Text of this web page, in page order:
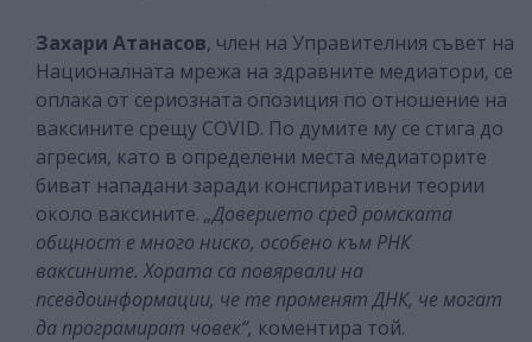
Захари Атанасов, член на Управителния съвет на
Националната мрежа на здравните медиатори, се
оплака от сериозната опозиция по отношение на
ваксините срещу COVID. По думите му се стига до
агресия, като в определени места медиаторите
биват нападани заради конспиративни теории
около ваксините. „Доверието сред ромската
общност е много ниско, особено към РНК
ваксините. Хората са повярвали на
псевдоинформации, че те променят ДНК, че могат
да програмират човек“, коментира той.